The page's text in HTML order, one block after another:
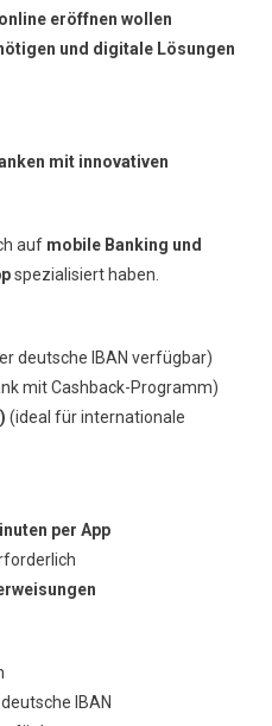
eröffnen wollen
und digitale Lösungen
mit innovativen
auf mobile Banking und
spezialisiert haben.
deutsche IBAN verfügbar)
mit Cashback-Programm)
(ideal für internationale
per App
IBAN